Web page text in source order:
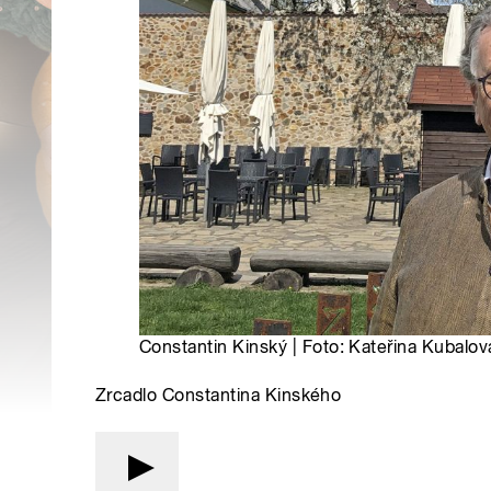
Constantin Kinský | Foto: Kateřina
Zrcadlo Constantina Kinského